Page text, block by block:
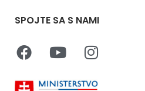
SPOJTE SA S NAMI